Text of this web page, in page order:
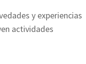
y experiencias
actividades